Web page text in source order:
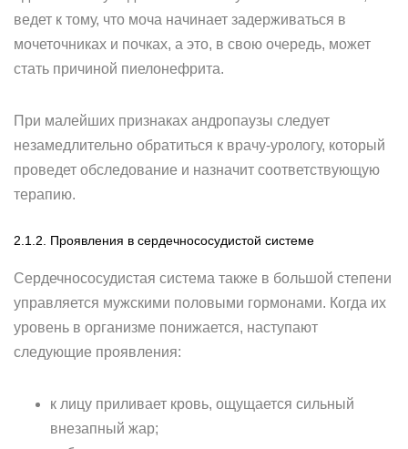
ведет к тому, что моча начинает задерживаться в
мочеточниках и почках, а это, в свою очередь, может
стать причиной пиелонефрита.
При малейших признаках андропаузы следует
незамедлительно обратиться к врачу-урологу, который
проведет обследование и назначит соответствующую
терапию.
2.1.2. Проявления в сердечнососудистой системе
Сердечнососудистая система также в большой степени
управляется мужскими половыми гормонами. Когда их
уровень в организме понижается, наступают
следующие проявления:
к лицу приливает кровь, ощущается сильный
внезапный жар;